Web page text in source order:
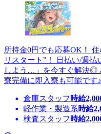
所持金0円でも応募OK！
リスタート”！ 日払い/週
しよう…」を今すぐ解決◎
寮完備に即入寮も可能です♪
倉庫スタッフ 時給
軽作業・製造系時給
検査スタッフ 時給